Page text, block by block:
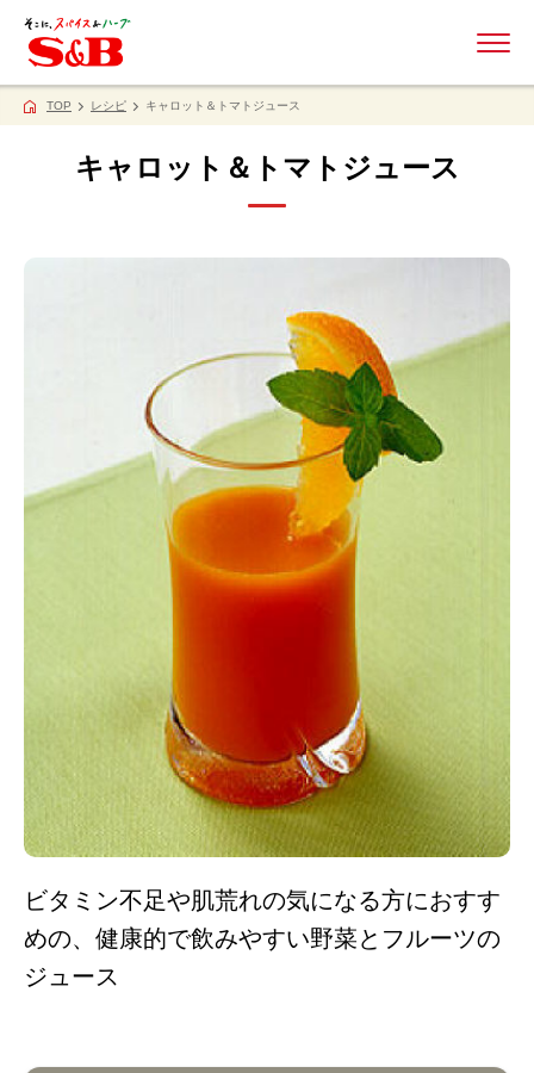
TOP レシピ キャロット＆トマトジュース
キャロット＆トマトジュース
ビタミン不足や肌荒れの気になる方におすす
めの、健康的で飲みやすい野菜とフルーツの
ジュース